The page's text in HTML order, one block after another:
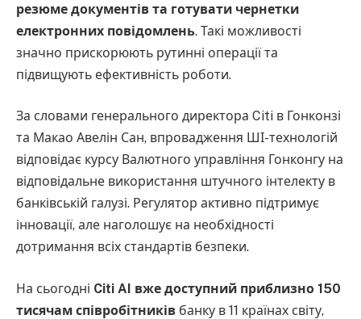
резюме документів та готувати чернетки
електронних повідомлень. Такі можливості
значно прискорюють рутинні операції та
підвищують ефективність роботи.
За словами генерального директора Citi в Гонконзі
та Макао Авелін Сан, впровадження ШІ-технологій
відповідає курсу Валютного управління Гонконгу на
відповідальне використання штучного інтелекту в
банківській галузі. Регулятор активно підтримує
інновації, але наголошує на необхідності
дотримання всіх стандартів безпеки.
На сьогодні Citi AI вже доступний приблизно 150
тисячам співробітників банку в 11 країнах світу,